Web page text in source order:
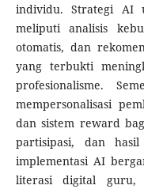
individu. Strategi AI
meliputi analisis
otomatis, dan
yang terbukti
profesionalisme.
mempersonalisasi
dan sistem reward
partisipasi, dan
implementasi AI
literasi digital guru,